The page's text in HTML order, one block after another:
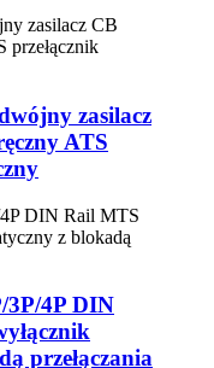
zasilacz
ATS
3P/4P DIN
przełączania